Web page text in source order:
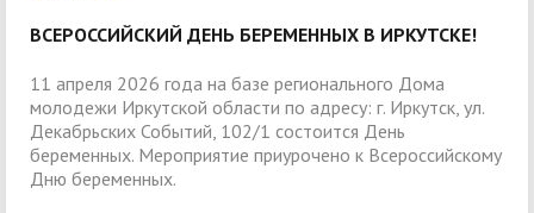
ВСЕРОССИЙСКИЙ ДЕНЬ БЕРЕМЕННЫХ В ИРКУТСКЕ!
11 апреля 2026 года на базе регионального Дома
молодежи Иркутской области по адресу: г. Иркутск, ул.
Декабрьских Событий, 102/1 состоится День
беременных. Мероприятие приурочено к Всероссийскому
Дню беременных.